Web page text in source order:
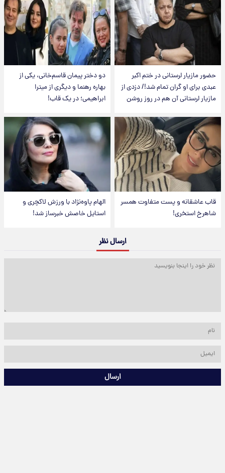
حضور مازیار لرستانی در ختم اکبر
عبدی برای او گران تمام شد!/ دزدی از
مازیار لرستانی آن هم در روز روشن
دو دختر پیمان قاسم‌خانی، یکی از
بهاره رهنما و دیگری از میترا
ابراهیمی؛ در یک قاب!
قاب عاشقانه و پست متفاوت همسر
شاهرخ استخری!
الهام پاوه‌نژاد با ورزش لاکچری و
استایل خاصش خبرساز شد!
ارسال نظر
ارسال